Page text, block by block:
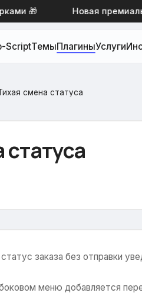
🎁 Новая
ScriptТемыПлагиныУслуги
смена статуса
заказа без отправки
меню добавляется